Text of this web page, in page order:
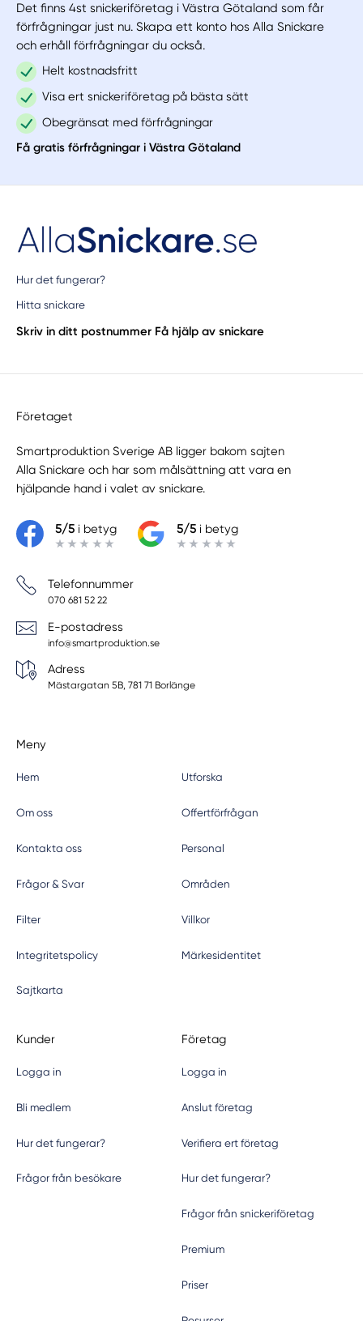
Det finns 4st snickeriföretag i Västra Götaland som får
förfrågningar just nu. Skapa ett konto hos Alla Snickare
och erhåll förfrågningar du också.
Helt kostnadsfritt
Visa ert snickeriföretag på bästa sätt
Obegränsat med förfrågningar
Få gratis förfrågningar i Västra Götaland
Hur det fungerar?
Hitta snickare
Skriv in ditt postnummer Få hjälp av snickare
Företaget
Smartproduktion Sverige AB ligger bakom sajten
Alla Snickare och har som målsättning att vara en
hjälpande hand i valet av snickare.
5/5i betyg 5/5i betyg
Telefonnummer
070 681 52 22
E-postadress
info@smartproduktion.se
Adress
Mästargatan 5B, 781 71 Borlänge
Meny
Hem Utforska
Om oss Offertförfrågan
Kontakta oss Personal
Frågor & Svar Områden
Filter Villkor
Integritetspolicy Märkesidentitet
Sajtkarta
Kunder
Logga in
Bli medlem
Hur det fungerar?
Frågor från besökare
Företag
Logga in
Anslut företag
Verifiera ert företag
Hur det fungerar?
Frågor från snickeriföretag
Premium
Priser